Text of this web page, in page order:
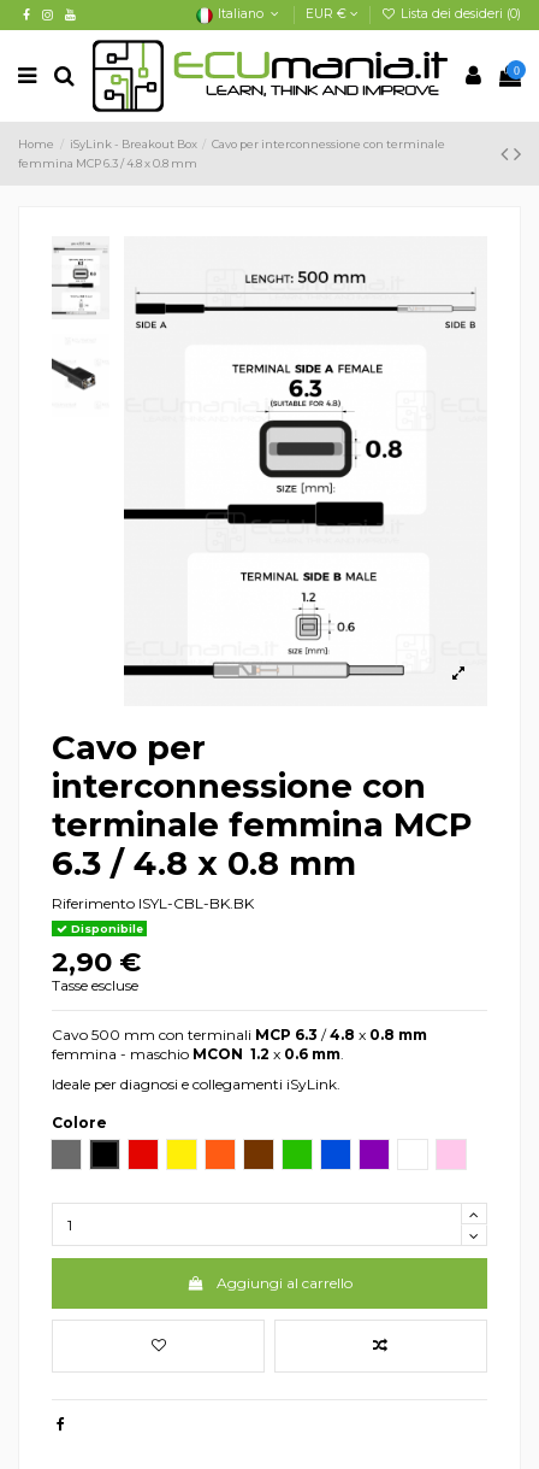
Italiano EUR € Lista dei desideri (0)
0
Home iSyLink - Breakout Box
Cavo per interconnessione con terminale
femmina MCP 6.3 / 4.8 x 0.8 mm
Cavo per
interconnessione con
terminale femmina MCP
6.3 / 4.8 x 0.8 mm
Riferimento ISYL-CBL-BK.BK
Disponibile
2,90 €
Tasse escluse
Cavo 500 mm con terminali MCP 6.3 /4.8 x 0.8 mm
femmina - maschio MCON 1.2 x 0.6 mm
Ideale per diagnosi e collegamenti iSyLink.
Colore
Aggiungi al carrello